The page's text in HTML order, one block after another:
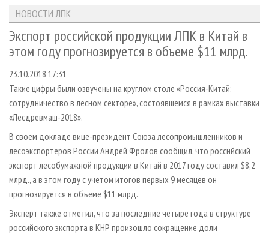
ЛЕСОЗАГОТОВКА
ЛЕСОПИЛЕНИЕ
СУШКА ДРЕВЕСИНЫ
ПРОИЗВОДСТВО ДРЕВЕСНЫХ ПЛИТ
ДЕРЕВЯННОЕ ДОМОСТРОЕНИЕ
ПРОИЗВОДСТВО МЕБЕЛИ
БИОЭНЕРГЕТИКА
ЦБП
НОВОСТИ ЛПК
НОВОСТИ ЖУРНАЛА
ПРОЕКТЫ ЛПИ
АНАЛИТИКА
ПРЕДПРИЯТИЯ ЛПК
ПЕРСОНЫ
МОБИЛЬНЫЕ ВЫСТАВКИ
ОФИЦИАЛЬНЫЕ ДЕЛЕГАЦИИ
ПРИОРИТЕТНЫЕ ИНВЕСТПРОЕКТЫ
RUSSIAN FORESTRY REVIEW
ГАЗЕТА ЛЕСПРОМФОРУМ
АРХИВ ЖУРНАЛОВ
О ЖУРНАЛЕ
ПОДПИСКА
КОНТАКТЫ
РЕКЛАМОДАТЕЛЯМ
РЕКЛАМА
РЕКЛАМА НА САЙТЕ
НОВОСТИ ЛПК
Экспорт российской продукции ЛПК в Китай в
этом году прогнозируется в объеме $11 млрд.
23.10.2018 17:31
Такие цифры были озвучены на круглом столе «Россия-Китай:
сотрудничество в лесном секторе», состоявшемся в рамках выставки
«Лесдревмаш-2018».
В своем докладе вице-президент Союза лесопромышленников и
лесоэкспортеров России Андрей Фролов сообщил, что российский
экспорт лесобумажной продукции в Китай в 2017 году составил $8,2
млрд., а в этом году с учетом итогов первых 9 месяцев он
прогнозируется в объеме $11 млрд.
Эксперт также отметил, что за последние четыре года в структуре
российского экспорта в КНР произошло сокращение доли